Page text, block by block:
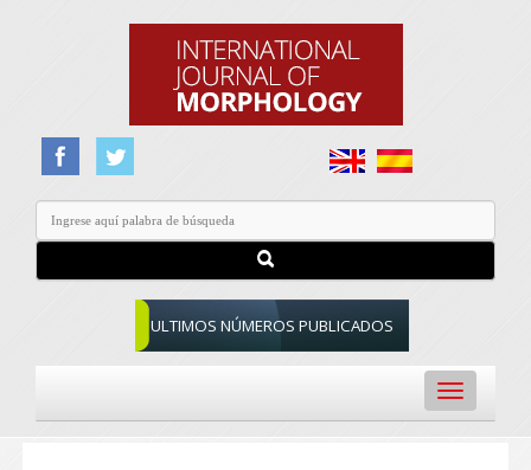
ULTIMOS NÚMEROS PUBLICADOS
Toggle
navigation